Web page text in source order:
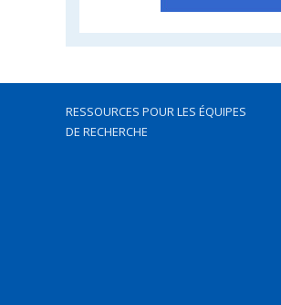
RESSOURCES POUR LES ÉQUIPES
DE RECHERCHE